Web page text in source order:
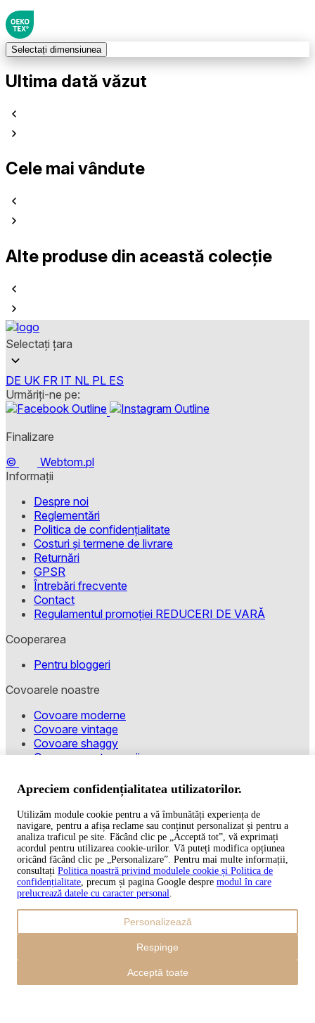
Selectați dimensiunea
Ultima dată văzut
Cele mai vândute
Alte produse din această colecție
Selectați țara
DE UK FR IT NL PL ES
Urmăriți-ne pe:
Finalizare
©
Webtom.pl
Informații
Despre noi
Reglementări
Politica de confidențialitate
Costuri și termene de livrare
Returnări
GPSR
Întrebări frecvente
Contact
Regulamentul promoției REDUCERI DE VARĂ
Cooperarea
Pentru bloggeri
Covoarele noastre
Covoare moderne
Covoare vintage
Covoare shaggy
Covoare pentru copii
Modalități de plată
Copyright © 2026 TAPISO
Apreciem confidențialitatea utilizatorilor.
Utilizăm module cookie pentru a vă îmbunătăți experiența de
navigare, pentru a afișa reclame sau conținut personalizat și pentru a
analiza traficul pe site. Făcând clic pe „Acceptă tot”, vă exprimați
acordul pentru utilizarea cookie-urilor. Vă puteți modifica opțiunea
oricând făcând clic pe „Personalizare”. Pentru mai multe informații,
consultați Politica noastră privind modulele cookie și Politica de
confidențialitate, precum și pagina Google despre modul în care
prelucrează datele cu caracter personal.
Personalizează
Respinge
Acceptă toate
Coș
0,00lei
0,00
Continuă cumpărăturile